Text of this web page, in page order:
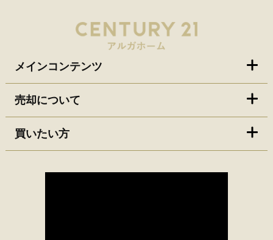
メインコンテンツ
売却について
買いたい方